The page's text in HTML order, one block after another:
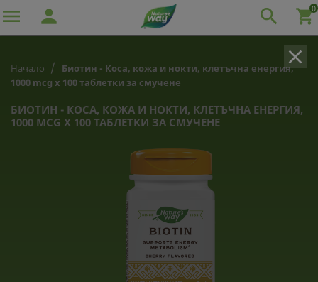
 shopping_cart0

person
Начало
Биотин - Коса, кожа и нокти, клетъчна енергия,
1000 mcg x 100 таблетки за смучене
БИОТИН - КОСА, КОЖА И НОКТИ, КЛЕТЪЧНА ЕНЕРГИЯ,
1000 MCG X 100 ТАБЛЕТКИ ЗА СМУЧЕНЕ
clear